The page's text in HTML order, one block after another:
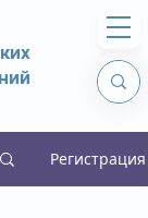
Регистрация